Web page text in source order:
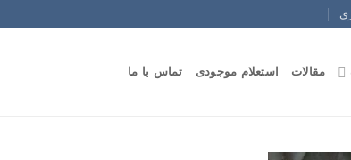
مقالات استعلام موجودی تماس با ما